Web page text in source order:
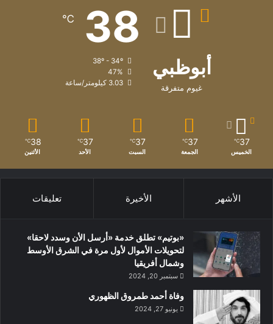
أبوظبي
غيوم متفرقة
38
℃
38º - 34º
47%
3.03 كيلومتر/ساعة
37
℃
الخميس
37
℃
الجمعة
37
℃
السبت
37
℃
الأحد
38
℃
الأثنين
الأشهر الأخيرة تعليقات
«بوتيم» تطلق خدمة «أرسل الأن وسدد لاحقا»
لتحويلات الأموال لأول مرة في الشرق الأوسط
وشمال أفريقيا
سبتمبر 20, 2024
وفاة أحمد طمروق الظهوري
يونيو 27, 2024